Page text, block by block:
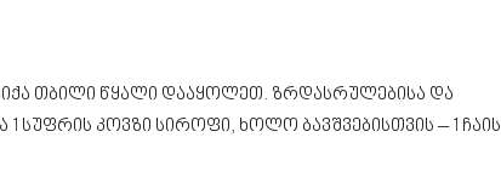
ჭიქა თბილი წყალი დააყოლეთ. ზრდასრულებისა და
სუფრის კოვზი სიროფი, ხოლო ბავშვებისთვის – 1 ჩაის